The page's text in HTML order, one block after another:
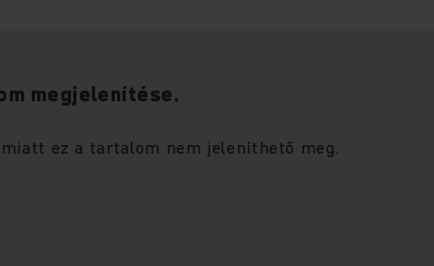
megjelenítése.
ez a tartalom nem jeleníthető meg.